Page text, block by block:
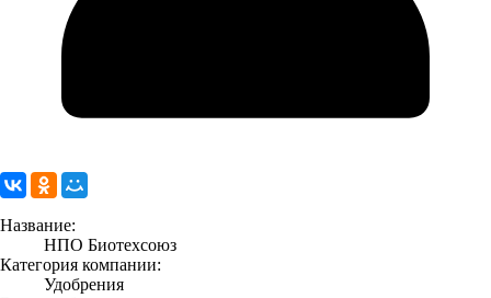
Название:
НПО Биотехсоюз
Категория компании:
Удобрения